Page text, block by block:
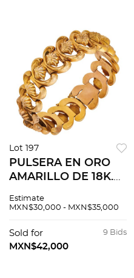
Lot 197
PULSERA EN ORO
AMARILLO DE 18K.
Estimate
MXN$30,000 - MXN$35,000
9 Bids
Sold for
MXN$42,000